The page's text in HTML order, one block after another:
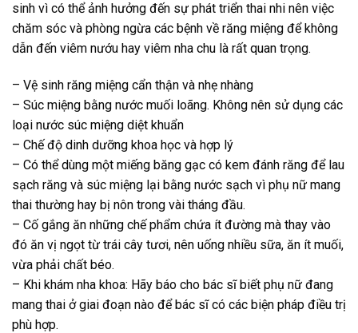
sinh vì có thể ảnh hưởng đến sự phát triển thai nhi nên việc
chăm sóc và phòng ngừa các bệnh về răng miệng để không
dẫn đến viêm nướu hay viêm nha chu là rất quan trọng.
– Vệ sinh răng miệng cẩn thận và nhẹ nhàng
– Súc miệng bằng nước muối loãng. Không nên sử dụng các
loại nước súc miệng diệt khuẩn
– Chế độ dinh dưỡng khoa học và hợp lý
– Có thể dùng một miếng băng gạc có kem đánh răng để lau
sạch răng và súc miệng lại bằng nước sạch vì phụ nữ mang
thai thường hay bị nôn trong vài tháng đầu.
– Cố gắng ăn những chế phẩm chứa ít đường mà thay vào
đó ăn vị ngọt từ trái cây tươi, nên uống nhiều sữa, ăn ít muối,
vừa phải chất béo.
– Khi khám nha khoa: Hãy báo cho bác sĩ biết phụ nữ đang
mang thai ở giai đoạn nào để bác sĩ có các biện pháp điều trị
phù hợp.